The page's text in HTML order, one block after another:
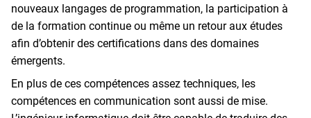
nouveaux langages de programmation, la participation à
de la formation continue ou même un retour aux études
afin d’obtenir des certifications dans des domaines
émergents.
En plus de ces compétences assez techniques, les
compétences en communication sont aussi de mise.